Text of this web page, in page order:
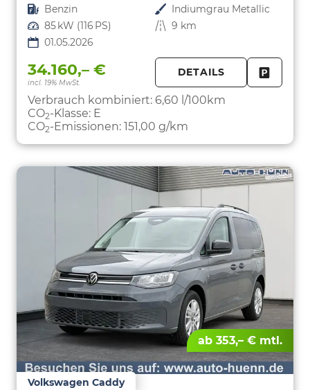
Kraftstoff Benzin Außenfarbe Indiumgrau Metallic
Leistung 85 kW (116 PS) Kilometerstand 9 km
01.05.2026
34.160,– €
incl. 19% MwSt.
DETAILS
Verbrauch kombiniert: 6,60 l/100km
CO2-Klasse: E
CO2-Emissionen: 151,00 g/km
ab 353,– € mtl.
Volkswagen Caddy